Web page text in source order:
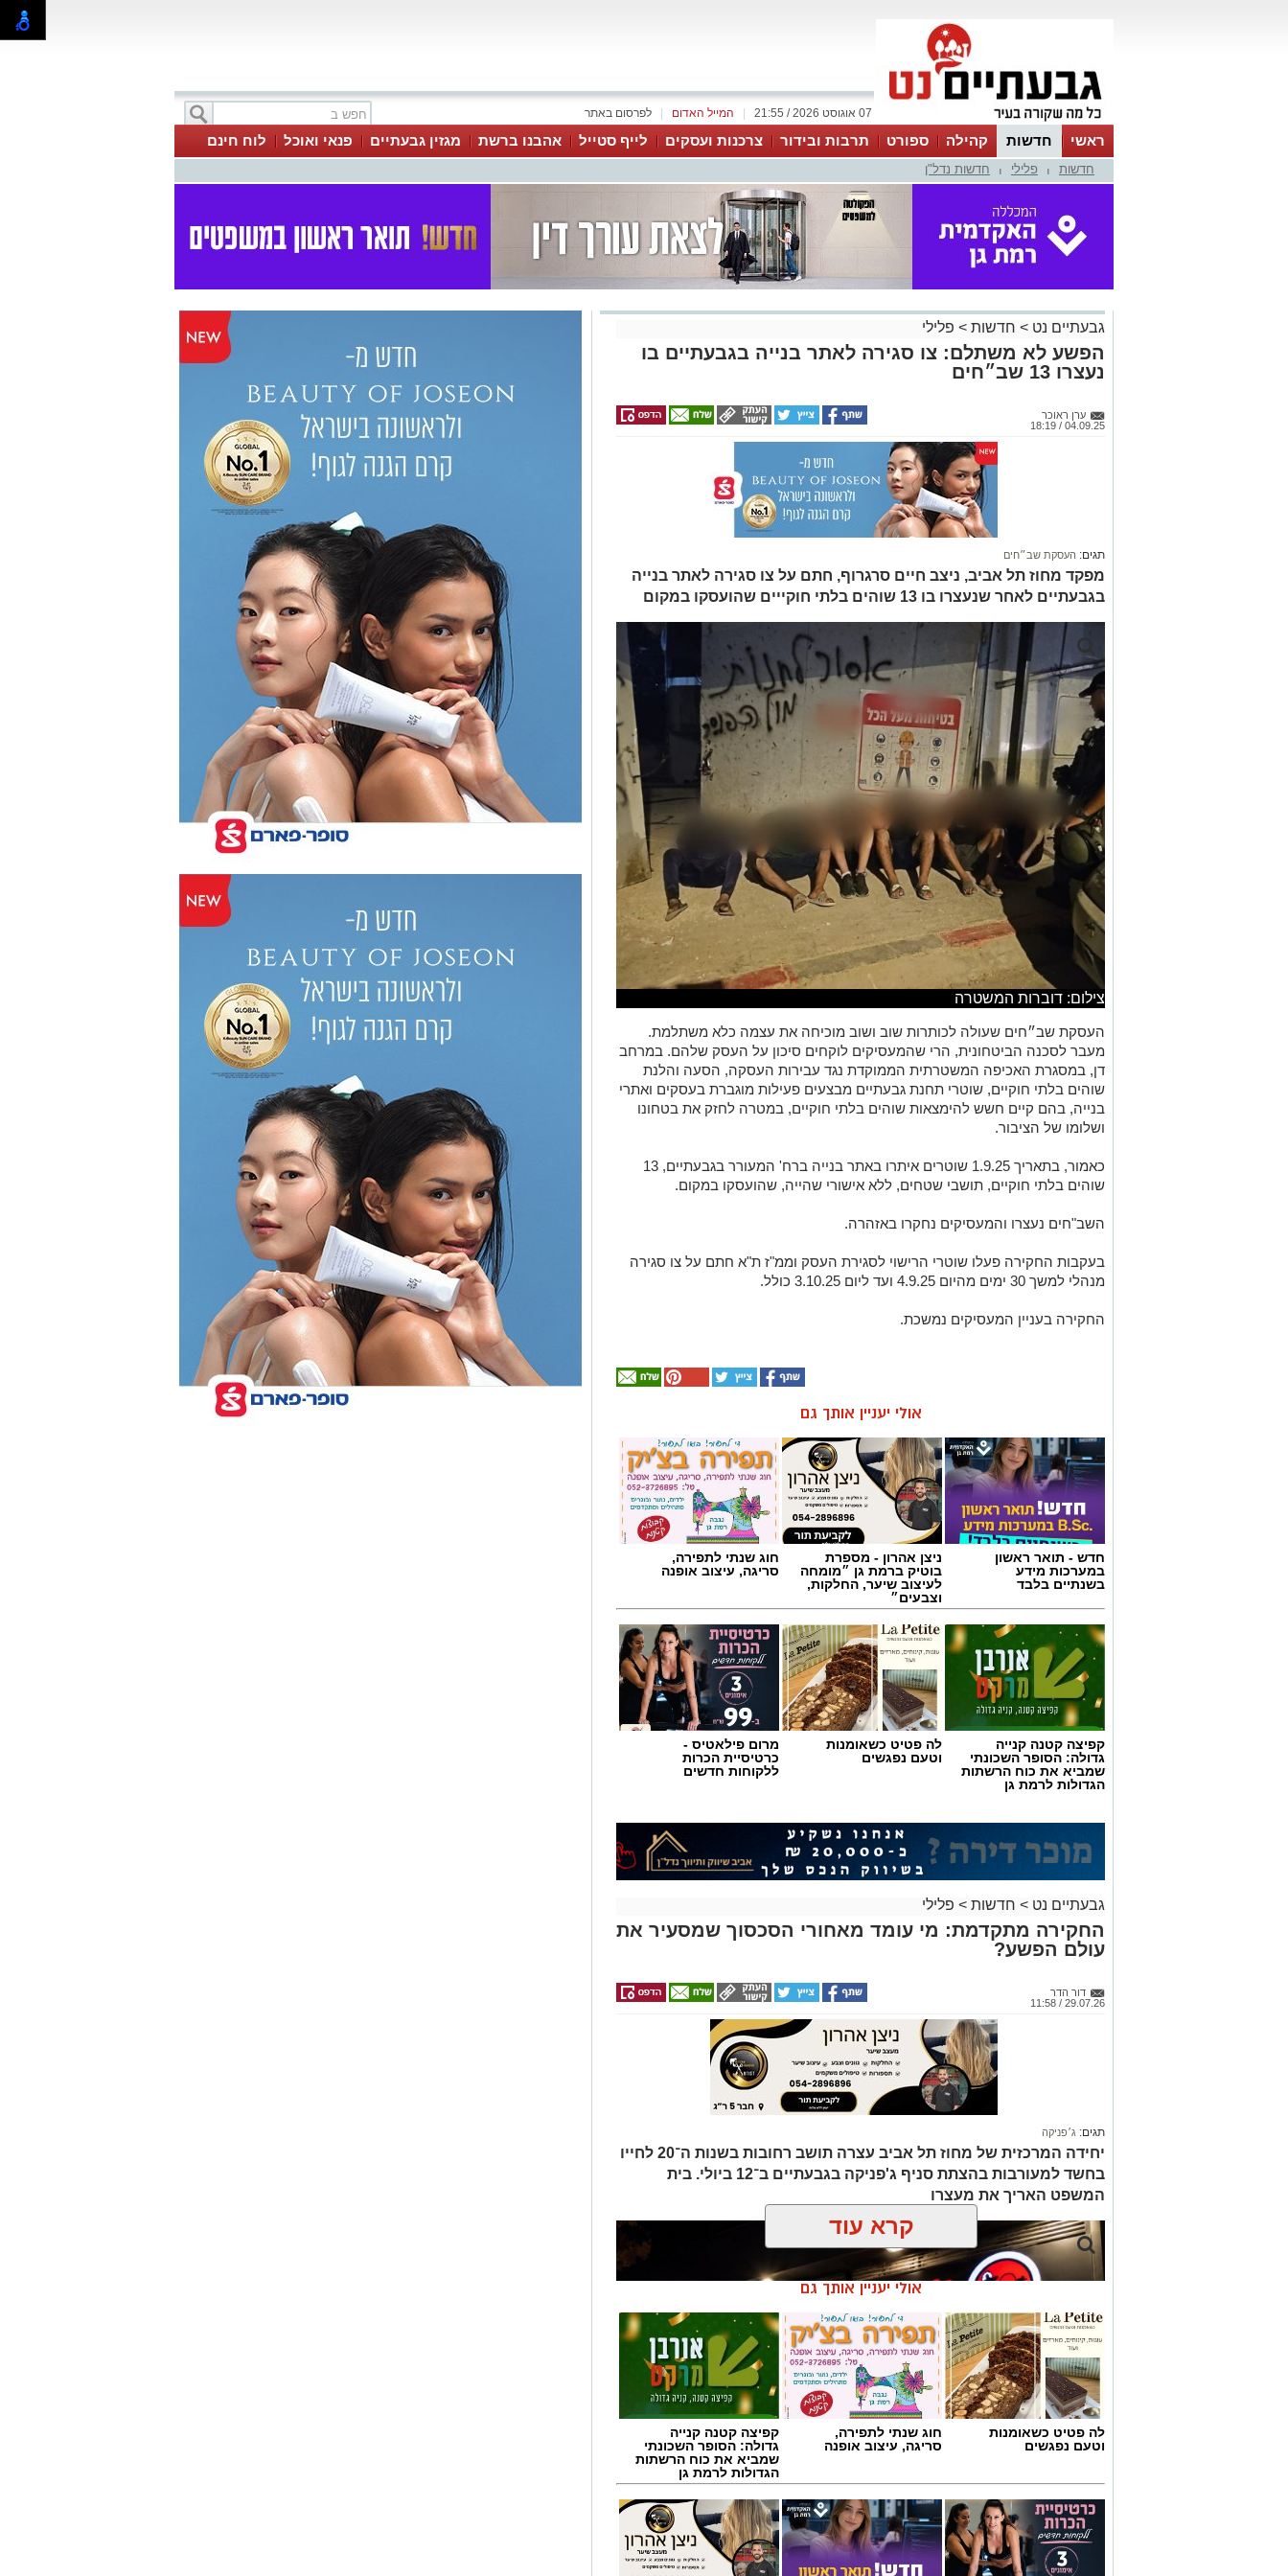
לפרסום באתר המייל האדום 07 אוגוסט 2026 / 21:55
ראשי חדשות קהילה ספורט תרבות ובידור צרכנות ועסקים לייף סטייל אהבנו ברשת מגזין גבעתיים פנאי ואוכל לוח חינם
חדשות פלילי חדשות נדל"ן
גבעתיים נט > חדשות > פלילי
הפשע לא משתלם: צו סגירה לאתר בנייה בגבעתיים בו
נעצרו 13 שב״חים
ערן ראוכר
04.09.25 / 18:19
תגים: העסקת שב״חים
מפקד מחוז תל אביב, ניצב חיים סרגרוף, חתם על צו סגירה לאתר בנייה
בגבעתיים לאחר שנעצרו בו 13 שוהים בלתי חוקייים שהועסקו במקום
צילום: דוברות המשטרה
העסקת שב״חים שעולה לכותרות שוב ושוב מוכיחה את עצמה כלא משתלמת.
מעבר לסכנה הביטחונית, הרי שהמעסיקים לוקחים סיכון על העסק שלהם. במרחב
דן, במסגרת האכיפה המשטרתית הממוקדת נגד עבירות העסקה, הסעה והלנת
שוהים בלתי חוקיים, שוטרי תחנת גבעתיים מבצעים פעילות מוגברת בעסקים ואתרי
בנייה, בהם קיים חשש להימצאות שוהים בלתי חוקיים, במטרה לחזק את בטחונו
ושלומו של הציבור.
כאמור, בתאריך 1.9.25 שוטרים איתרו באתר בנייה ברח' המעורר בגבעתיים, 13
שוהים בלתי חוקיים, תושבי שטחים, ללא אישורי שהייה, שהועסקו במקום.
השב"חים נעצרו והמעסיקים נחקרו באזהרה.
בעקבות החקירה פעלו שוטרי הרישוי לסגירת העסק וממ"ז ת"א חתם על צו סגירה
מנהלי למשך 30 ימים מהיום 4.9.25 ועד ליום 3.10.25 כולל.
החקירה בעניין המעסיקים נמשכת.
אולי יעניין אותך גם
חדש - תואר ראשון
במערכות מידע
בשנתיים בלבד
ניצן אהרון - מספרת
בוטיק ברמת גן ״מומחה
לעיצוב שיער, החלקות,
וצבעים״
חוג שנתי לתפירה,
סריגה, עיצוב אופנה
קפיצה קטנה קנייה
גדולה: הסופר השכונתי
שמביא את כוח הרשתות
הגדולות לרמת גן
לה פטיט כשאומנות
וטעם נפגשים
מרום פילאטיס -
כרטיסיית הכרות
ללקוחות חדשים
גבעתיים נט > חדשות > פלילי
החקירה מתקדמת: מי עומד מאחורי הסכסוך שמסעיר את
עולם הפשע?
דור הדר
29.07.26 / 11:58
תגים: ג׳פניקה
יחידה המרכזית של מחוז תל אביב עצרה תושב רחובות בשנות ה־20 לחייו
בחשד למעורבות בהצתת סניף ג'פניקה בגבעתיים ב־12 ביולי. בית
המשפט האריך את מעצרו
קרא עוד
אולי יעניין אותך גם
לה פטיט כשאומנות
וטעם נפגשים
חוג שנתי לתפירה,
סריגה, עיצוב אופנה
קפיצה קטנה קנייה
גדולה: הסופר השכונתי
שמביא את כוח הרשתות
הגדולות לרמת גן